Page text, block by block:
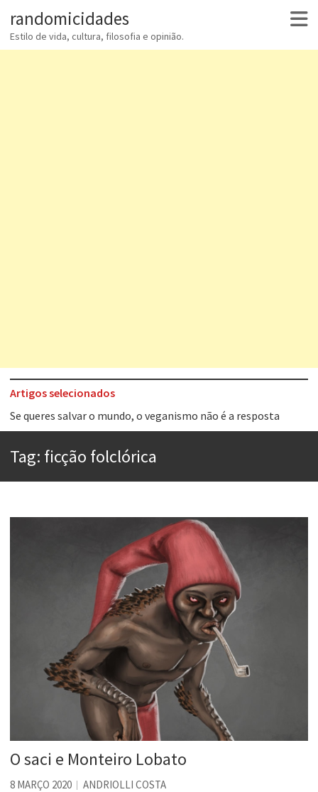
randomicidades
Estilo de vida, cultura, filosofia e opinião.
Artigos selecionados
Tem que filmar isso daí
Aprender a fracassar é o segredo do sucesso
Esse tal de Rock Gaúcho
Os causos de Jorge Luis Borges
Voto obrigatório é correto?
Se queres salvar o mundo, o veganismo não é a resposta
Tag: ficção folclórica
O saci e Monteiro Lobato
8 MARÇO 2020 ANDRIOLLI COSTA